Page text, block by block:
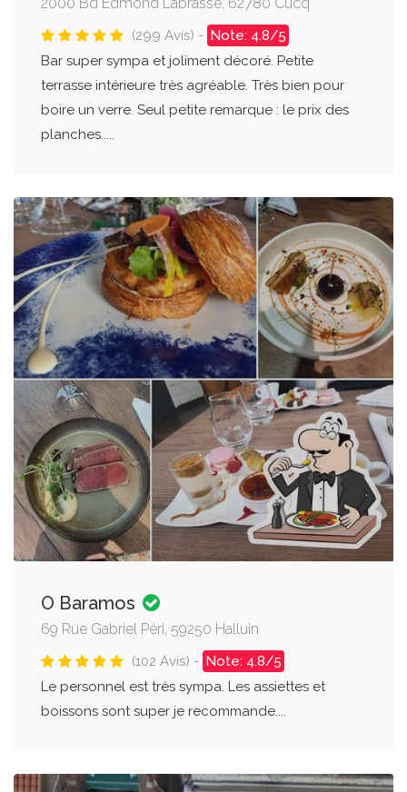
(299 Avis) - Note: 4.8/5
Bar super sympa et joliment décoré. Petite
terrasse intérieure très agréable. Très bien pour
boire un verre. Seul petite remarque : le prix des
planches.....
O Baramos
69 Rue Gabriel Péri, 59250 Halluin
(102 Avis) - Note: 4.8/5
Le personnel est très sympa. Les assiettes et
boissons sont super je recommande....